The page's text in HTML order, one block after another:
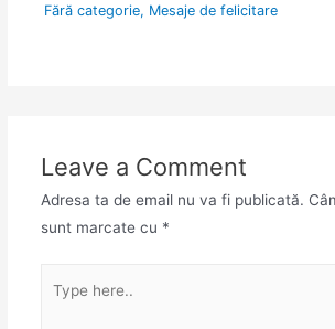
Fără categorie, Mesaje de felicitare
Leave a Comment
Adresa ta de email nu va fi publicată.
sunt marcate cu *
here..